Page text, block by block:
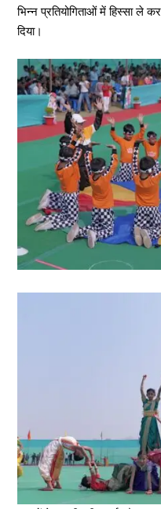
भिन्न प्रतियोगिताओं में हिस्सा ले
दिया।